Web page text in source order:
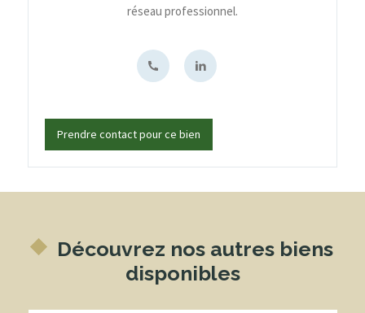
réseau professionnel.
Prendre contact pour ce bien
Découvrez nos autres biens
disponibles